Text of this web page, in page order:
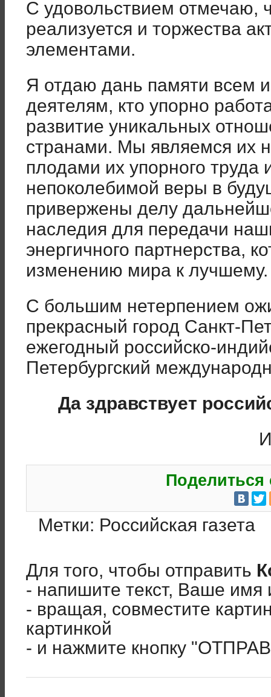
С удовольствием отмечаю,
реализуется и торжества
элементами.
Я отдаю дань памяти всем
деятелям, кто упорно
развитие уникальных
странами. Мы являемся их
плодами их упорного труда
непоколебимой веры в
привержены делу
наследия для передачи
энергичного партнерства,
изменению мира к лучшему.
С большим нетерпением
прекрасный город Санкт-
ежегодный российско-
Петербургский
Да здравствует
Поделиться
Метки: Российская газета
Для того, чтобы отправить
- напишите текст, Ваше имя
- вращая, совместите
картинкой
- и нажмите кнопку